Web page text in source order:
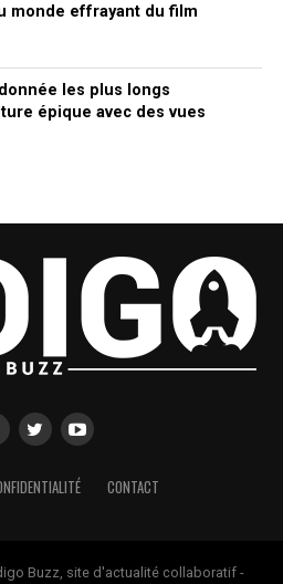
monde effrayant du film
les plus longs
épique avec des vues
CONTACT
Buzz, site d'actualité collaboratif -